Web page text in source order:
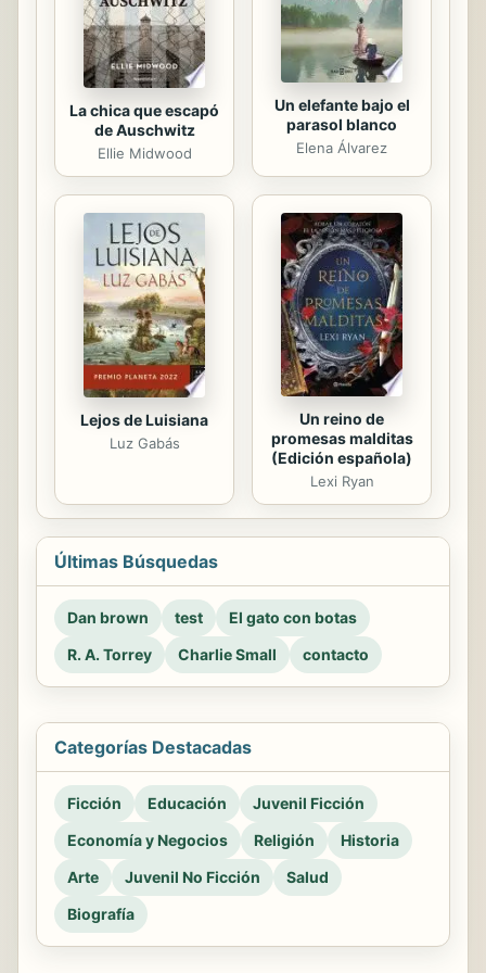
los miles y...
La chica que escapó
de Auschwitz
Ellie Midwood
Un elefante bajo el
parasol blanco
Elena Álvarez
Lejos de Luisiana
Luz Gabás
Un reino de
promesas malditas
(Edición española)
Lexi Ryan
Últimas Búsquedas
Dan brown test
El gato con botas
R. A. Torrey
Charlie Small contacto
Categorías Destacadas
Ficción Educación
Juvenil Ficción
Economía y Negocios
Religión
Historia
Arte
Juvenil No Ficción
Salud
Biografía